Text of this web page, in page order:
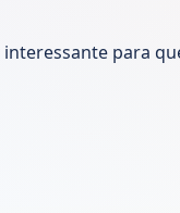
interessante para